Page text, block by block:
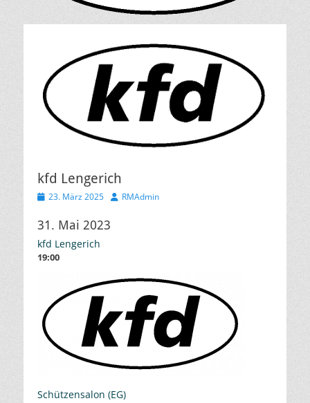
kfd Lengerich
Veröffentlicht
23. März 2025 AutorRMAdmin
31. Mai 2023
kfd Lengerich
19:00
Schützensalon (EG)